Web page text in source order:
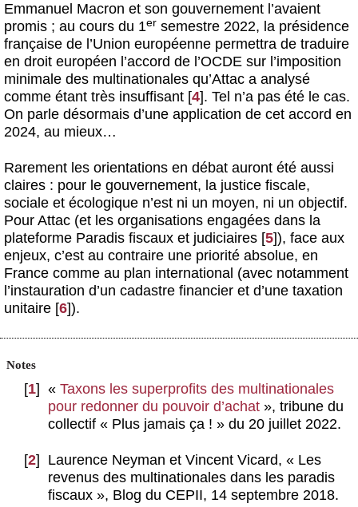
Emmanuel Macron et son gouvernement l’avaient
promis ; au cours du 1er semestre 2022, la présidence
française de l’Union européenne permettra de traduire
en droit européen l’accord de l’OCDE sur l’imposition
minimale des multinationales qu’Attac a analysé
comme étant très insuffisant [4]. Tel n’a pas été le cas.
On parle désormais d’une application de cet accord en
2024, au mieux…
Rarement les orientations en débat auront été aussi
claires : pour le gouvernement, la justice fiscale,
sociale et écologique n’est ni un moyen, ni un objectif.
Pour Attac (et les organisations engagées dans la
plateforme Paradis fiscaux et judiciaires [5]), face aux
enjeux, c’est au contraire une priorité absolue, en
France comme au plan international (avec notamment
l’instauration d’un cadastre financier et d’une taxation
unitaire [6]).
Notes
[1] « Taxons les superprofits des multinationales
pour redonner du pouvoir d’achat », tribune du
collectif « Plus jamais ça ! » du 20 juillet 2022.
[2] Laurence Neyman et Vincent Vicard, « Les
revenus des multinationales dans les paradis
fiscaux », Blog du CEPII, 14 septembre 2018.